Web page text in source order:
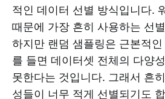
적인 데이터 선별 방식입니다.
때문에 가장 흔히 사용하는 선
하지만 랜덤 샘플링은 근본적
를 들면 데이터셋 전체의 다양
못한다는 것입니다. 그래서 흔
성들이 너무 적게 선별되기도